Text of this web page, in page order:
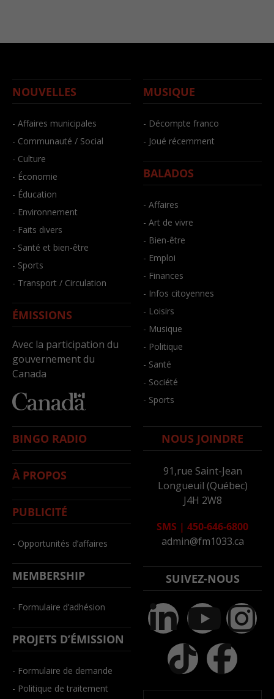
NOUVELLES
- Affaires municipales
- Communauté / Social
- Culture
- Économie
- Éducation
- Environnement
- Faits divers
- Santé et bien-être
- Sports
- Transport / Circulation
ÉMISSIONS
Avec la participation du
gouvernement du
Canada
MUSIQUE
- Décompte franco
- Joué récemment
BALADOS
- Affaires
- Art de vivre
- Bien-être
- Emploi
- Finances
- Infos citoyennes
- Loisirs
- Musique
- Politique
- Santé
- Société
- Sports
BINGO RADIO
À PROPOS
PUBLICITÉ
- Opportunités d’affaires
MEMBERSHIP
- Formulaire d’adhésion
PROJETS D’ÉMISSION
- Formulaire de demande
- Politique de traitement
NOUS JOINDRE
91,rue Saint-Jean
Longueuil (Québec)
J4H 2W8
SMS | 450-646-6800
admin@fm1033.ca
SUIVEZ-NOUS